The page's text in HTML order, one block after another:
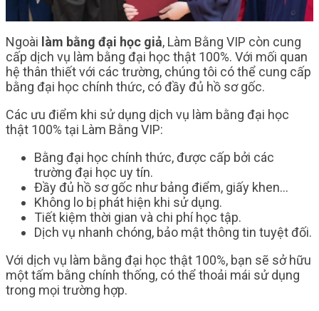
Ngoài làm bằng đại học giả, Làm Bằng VIP còn cung
cấp dịch vụ làm bằng đại học thật 100%. Với mối quan
hệ thân thiết với các trường, chúng tôi có thể cung cấp
bằng đại học chính thức, có đầy đủ hồ sơ gốc.
Các ưu điểm khi sử dụng dịch vụ làm bằng đại học
thật 100% tại Làm Bằng VIP:
Bằng đại học chính thức, được cấp bởi các
trường đại học uy tín.
Đầy đủ hồ sơ gốc như bảng điểm, giấy khen…
Không lo bị phát hiện khi sử dụng.
Tiết kiệm thời gian và chi phí học tập.
Dịch vụ nhanh chóng, bảo mật thông tin tuyệt đối.
Với dịch vụ làm bằng đại học thật 100%, bạn sẽ sở hữu
một tấm bằng chính thống, có thể thoải mái sử dụng
trong mọi trường hợp.